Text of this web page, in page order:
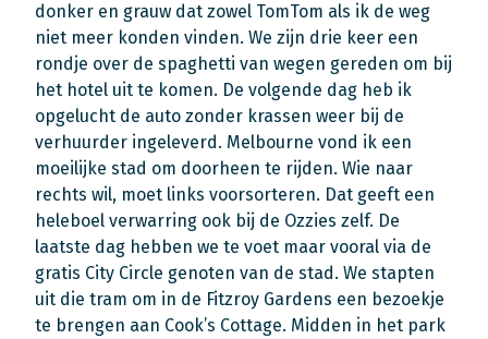
donker en grauw dat zowel TomTom als ik de weg
niet meer konden vinden. We zijn drie keer een
rondje over de spaghetti van wegen gereden om bij
het hotel uit te komen. De volgende dag heb ik
opgelucht de auto zonder krassen weer bij de
verhuurder ingeleverd. Melbourne vond ik een
moeilijke stad om doorheen te rijden. Wie naar
rechts wil, moet links voorsorteren. Dat geeft een
heleboel verwarring ook bij de Ozzies zelf. De
laatste dag hebben we te voet maar vooral via de
gratis City Circle genoten van de stad. We stapten
uit die tram om in de Fitzroy Gardens een bezoekje
te brengen aan Cook’s Cottage. Midden in het park